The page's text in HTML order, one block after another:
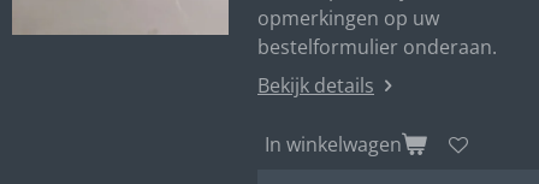
opmerkingen op uw
bestelformulier onderaan.
Bekijk details
In winkelwagen